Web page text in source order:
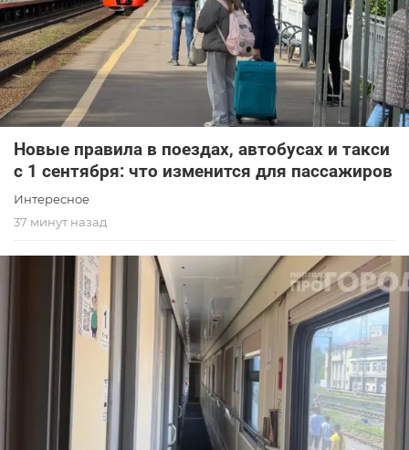
Новые правила в поездах, автобусах и такси
с 1 сентября: что изменится для пассажиров
Интересное
37 минут назад